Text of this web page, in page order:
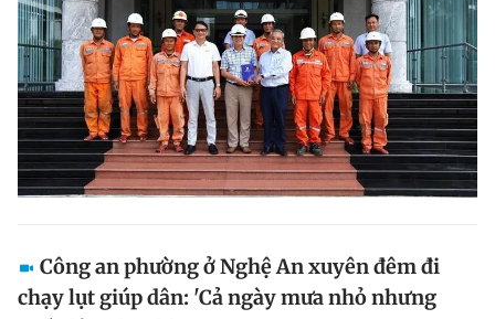
Video Magazine
Sản phẩm khác
Tiện ích Bạn cần biết
Công an phường ở Nghệ An xuyên đêm đi
chạy lụt giúp dân: 'Cả ngày mưa nhỏ nhưng